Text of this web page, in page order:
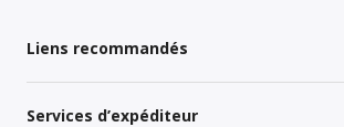
Liens recommandés
Services d’expéditeur